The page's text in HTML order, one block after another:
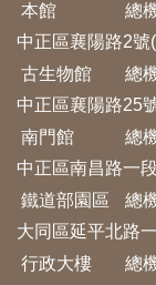
本館 總
中正區襄陽路2
古生物館
總
中正區襄陽路25
南門館
總
中正區南昌路一
鐵道部園區
總
大同區延平北路
行政大樓
總